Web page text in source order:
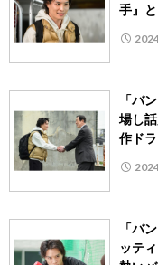
手』
「バ
場し
作ドラ
「バ
ッテ